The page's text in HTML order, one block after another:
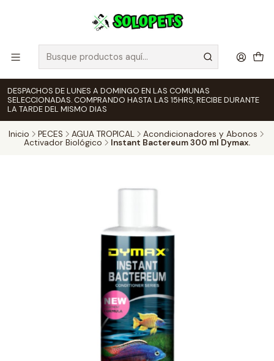
DESPACHOS DE LUNES A DOMINGO EN LAS COMUNAS
SELECCIONADAS. COMPRANDO HASTA LAS 15HRS, RECIBE DURANTE
LA TARDE DEL MISMO DIAS
Inicio PECES AGUA TROPICAL
Acondicionadores y Abonos
Activador Biológico
Instant Bactereum 300 ml Dymax.